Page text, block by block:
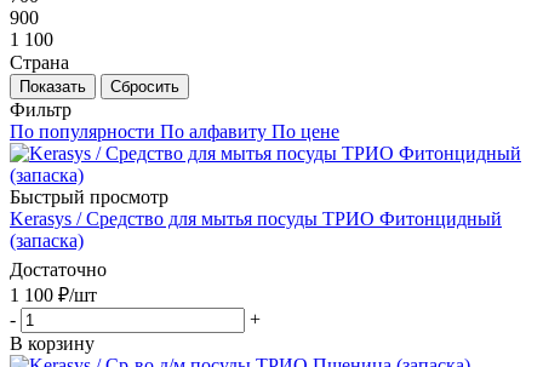
900
1 100
Cтрана
Показать Сбросить
Фильтр
По популярности По алфавиту По цене
Быстрый просмотр
Kerasys / Средство для мытья посуды ТРИО Фитонцидный
(запаска)
Достаточно
1 100 ₽/шт
-
+
В корзину